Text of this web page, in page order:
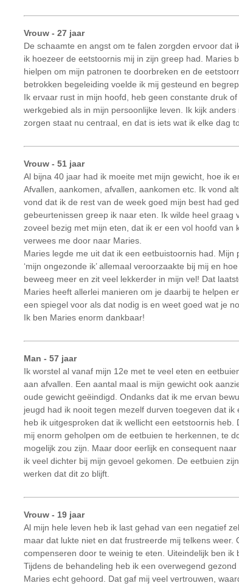
Vrouw - 27 jaar
De schaamte en angst om te falen zorgden ervoor dat
ik hoezeer de eetstoornis mij in zijn greep had. Maries
hielpen om mijn patronen te doorbreken en de
betrokken begeleiding voelde ik mij gesteund en
Ik ervaar rust in mijn hoofd, heb geen constante druk
werkgebied als in mijn persoonlijke leven. Ik kijk
zorgen staat nu centraal, en dat is iets wat ik elke dag
Vrouw - 51 jaar
Al bijna 40 jaar had ik moeite met mijn gewicht, hoe ik
Afvallen, aankomen, afvallen, aankomen etc. Ik vond
vond dat ik de rest van de week goed mijn best had
gebeurtenissen greep ik naar eten. Ik wilde heel
zoveel bezig met mijn eten, dat ik er een vol hoofd
verwees me door naar Maries.
Maries legde me uit dat ik een eetbuistoornis had.
‘mijn ongezonde ik’ allemaal veroorzaakte bij mij en
beweeg meer en zit veel lekkerder in mijn vel! Dat
Maries heeft allerlei manieren om je daarbij te helpen
een spiegel voor als dat nodig is en weet goed wat je
Ik ben Maries enorm dankbaar!
Man - 57 jaar
Ik worstel al vanaf mijn 12e met te veel eten en
aan afvallen. Een aantal maal is mijn gewicht ook
oude gewicht geëindigd. Ondanks dat ik me ervan
jeugd had ik nooit tegen mezelf durven toegeven dat
heb ik uitgesproken dat ik wellicht een eetstoornis
mij enorm geholpen om de eetbuien te herkennen, te
mogelijk zou zijn. Maar door eerlijk en consequent
ik veel dichter bij mijn gevoel gekomen. De eetbuien
werken dat dit zo blijft.
Vrouw - 19 jaar
Al mijn hele leven heb ik last gehad van een negatief
maar dat lukte niet en dat frustreerde mij telkens
compenseren door te weinig te eten. Uiteindelijk ben
Tijdens de behandeling heb ik een overwegend
Maries echt gehoord. Dat gaf mij veel vertrouwen,